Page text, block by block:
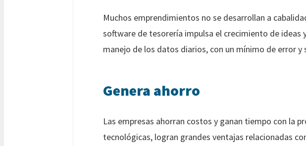
Muchos emprendimientos no se desarrollan a
software de tesorería impulsa el crecimiento de ideas
manejo de los datos diarios, con un mínimo de error y
Genera ahorro
Las empresas ahorran costos y ganan tiempo con la
tecnológicas, logran grandes ventajas relacionadas